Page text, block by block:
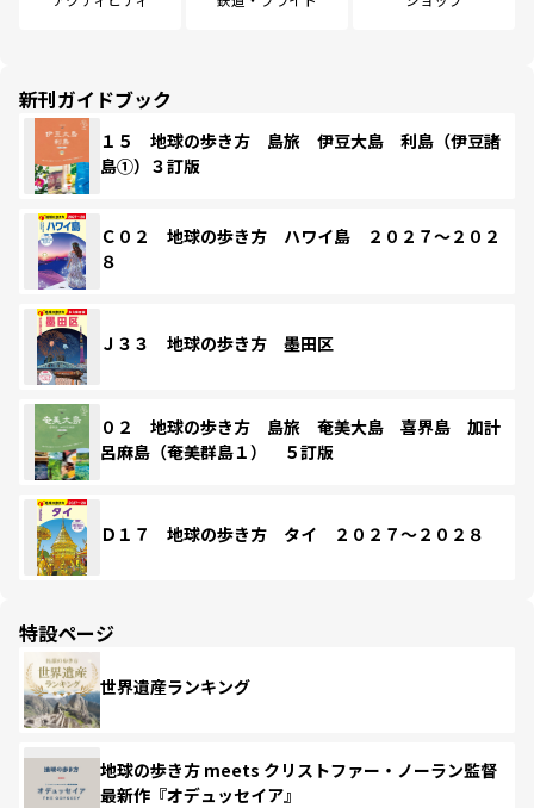
新刊ガイドブック
１５ 地球の歩き方 島旅 伊豆大島 利島（伊豆諸
島①）３訂版
Ｃ０２ 地球の歩き方 ハワイ島 ２０２７～２０２
８
Ｊ３３ 地球の歩き方 墨田区
０２ 地球の歩き方 島旅 奄美大島 喜界島 加計
呂麻島（奄美群島１） ５訂版
Ｄ１７ 地球の歩き方 タイ ２０２７～２０２８
特設ページ
世界遺産ランキング
地球の歩き方 meets クリストファー・ノーラン監督
最新作『オデュッセイア』